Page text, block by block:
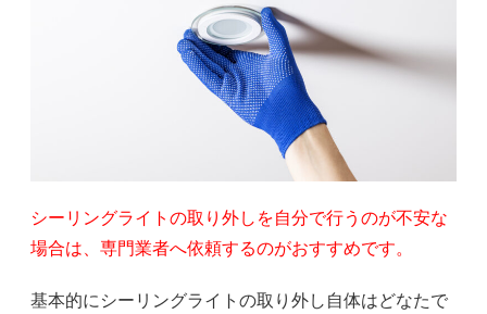
シーリングライトの取り外しを自分で行うのが不安な
場合は、専門業者へ依頼するのがおすすめです。
基本的にシーリングライトの取り外し自体はどなたで